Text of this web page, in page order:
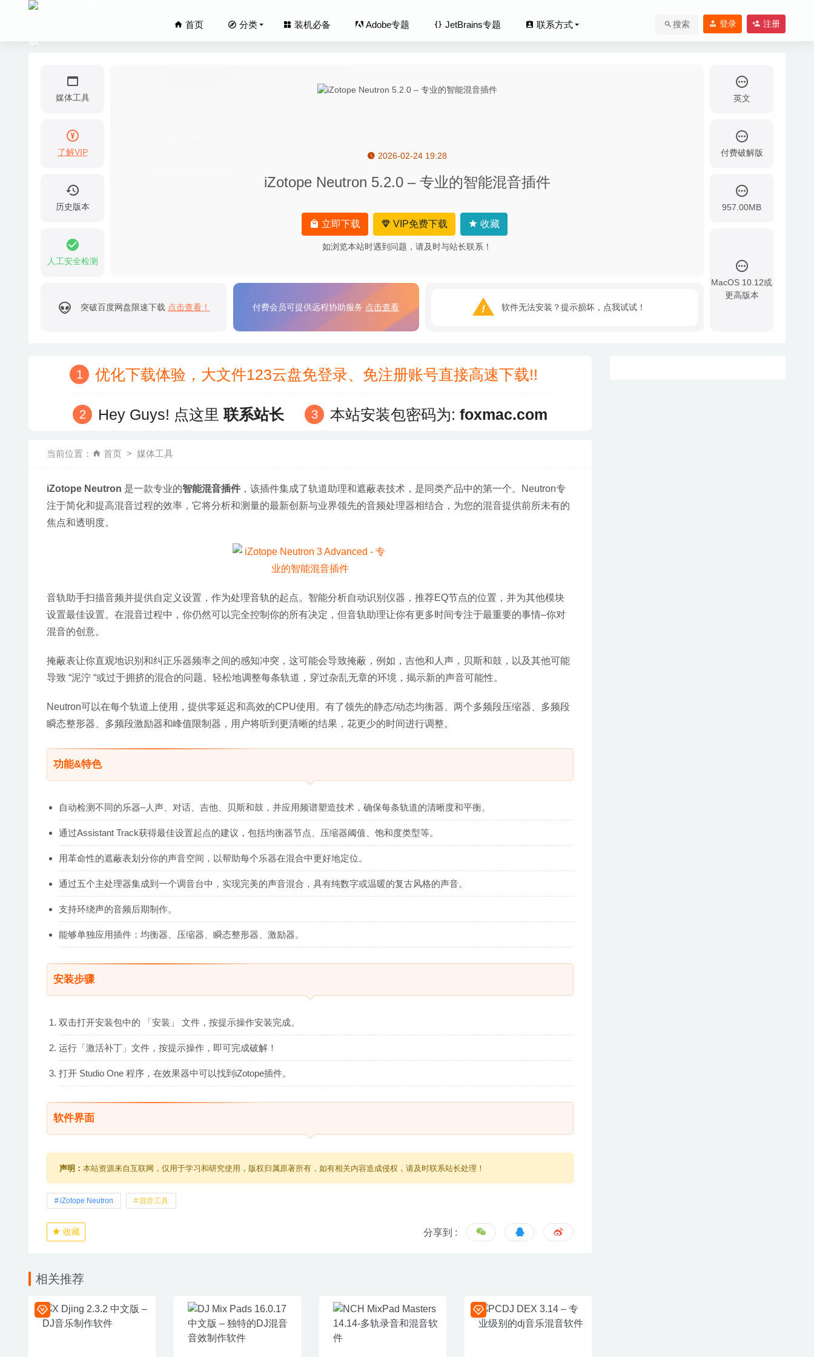
首页 分类 装机必备 Adobe专题 JetBrains专题 联系方式 搜索 登录 注册
媒体工具
了解VIP
历史版本
人工安全检测
2026-02-24 19:28
iZotope Neutron 5.2.0 – 专业的智能混音插件
立即下载 VIP免费下载 收藏
如浏览本站时遇到问题，请及时与站长联系！
英文
付费破解版
957.00MB
MacOS 10.12或
更高版本
突破百度网盘限速下载 点击查看！ 付费会员可提供远程协助服务 点击查看 软件无法安装？提示损坏，点我试试！
优化下载体验，大文件123云盘免登录、免注册账号直接高速下载!!
Hey Guys! 点这里联系站长 本站安装包密码为: foxmac.com
当前位置： 首页 媒体工具
iZotope Neutron 是一款专业的智能混音插件 ，该插件集成了轨道助理和遮蔽表技术，是同类产品中的第一个。Neutron专
注于简化和提高混音过程的效率，它将分析和测量的最新创新与业界领先的音频处理器相结合，为您的混音提供前所未有的
焦点和透明度。
音轨助手扫描音频并提供自定义设置，作为处理音轨的起点。智能分析自动识别仪器，推荐EQ节点的位置，并为其他模块
设置最佳设置。在混音过程中，你仍然可以完全控制你的所有决定，但音轨助理让你有更多时间专注于最重要的事情–你对
混音的创意。
掩蔽表让你直观地识别和纠正乐器频率之间的感知冲突，这可能会导致掩蔽，例如，吉他和人声，贝斯和鼓，以及其他可能
导致 “泥泞 “或过于拥挤的混合的问题。轻松地调整每条轨道，穿过杂乱无章的环境，揭示新的声音可能性。
Neutron可以在每个轨道上使用，提供零延迟和高效的CPU使用。有了领先的静态/动态均衡器、两个多频段压缩器、多频段
瞬态整形器、多频段激励器和峰值限制器，用户将听到更清晰的结果，花更少的时间进行调整。
功能&特色
自动检测不同的乐器–人声、对话、吉他、贝斯和鼓，并应用频谱塑造技术，确保每条轨道的清晰度和平衡。
通过Assistant Track获得最佳设置起点的建议，包括均衡器节点、压缩器阈值、饱和度类型等。
用革命性的遮蔽表划分你的声音空间，以帮助每个乐器在混合中更好地定位。
通过五个主处理器集成到一个调音台中，实现完美的声音混合，具有纯数字或温暖的复古风格的声音。
支持环绕声的音频后期制作。
能够单独应用插件：均衡器、压缩器、瞬态整形器、激励器。
安装步骤
双击打开安装包中的 「安装」 文件，按提示操作安装完成。
运行「激活补丁」文件，按提示操作，即可完成破解！
打开 Studio One 程序，在效果器中可以找到iZotope插件。
软件界面
声明： 本站资源来自互联网，仅用于学习和研究使用，版权归属原著所有，如有相关内容造成侵权，请及时联系站长处理！
iZotope Neutron 混音工具
收藏 分享到 :
相关推荐
Notebooks 2.2 破解版 – 文档编辑管理和日程备忘工具 2020-07-10
Simple Screen Shade 1.5 – 屏幕颜色亮度调节工具 2023-04-18